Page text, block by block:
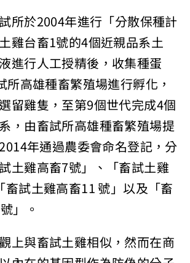
所於2004年進行「分散保種計
雞台畜1號的4個近親品系土
進行人工授精後，收集種蛋
高雄種畜繁殖場進行孵化，
留雞隻，至第9個世代完成4個
，由畜試所高雄種畜繁殖場提
年通過農委會命名登記，分
土雞高畜7號」、「畜試土雞
試土雞高畜11 號」以及「畜
」。
上與畜試土雞相似，然而在商